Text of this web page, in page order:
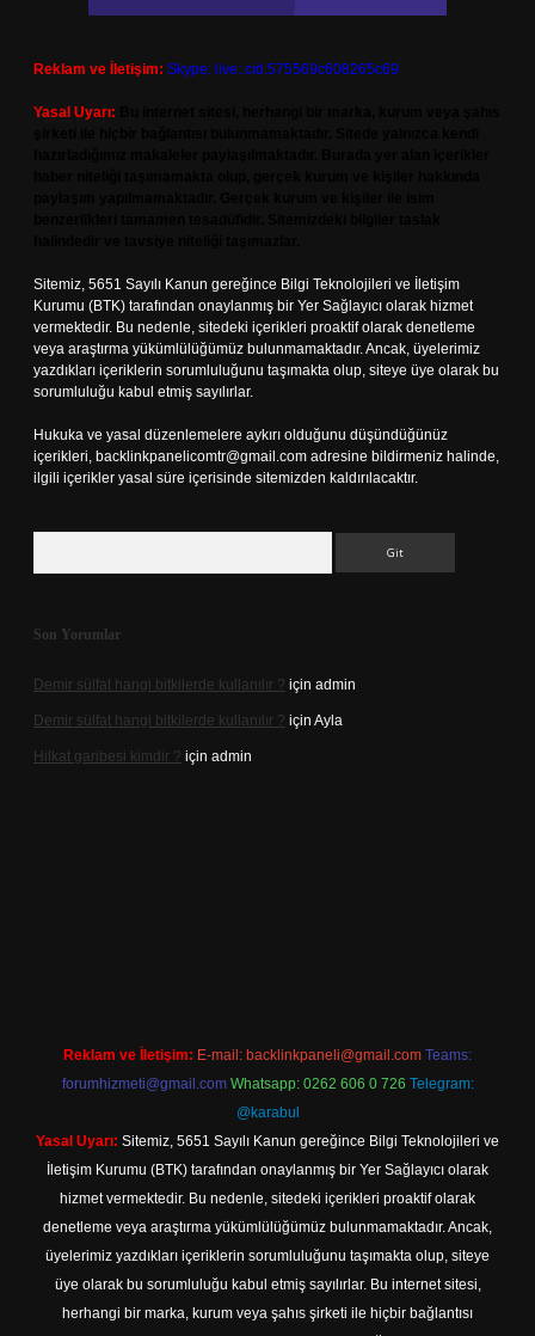
Reklam ve İletişim: Skype: live:.cid.575569c608265c69
Yasal Uyarı:
Sitemiz, 5651 Sayılı Kanun gereğince Bilgi Teknolojileri ve İletişim
Kurumu (BTK) tarafından onaylanmış bir Yer Sağlayıcı olarak hizmet
vermektedir. Bu nedenle, sitedeki içerikleri proaktif olarak denetleme
veya araştırma yükümlülüğümüz bulunmamaktadır. Ancak, üyelerimiz
yazdıkları içeriklerin sorumluluğunu taşımakta olup, siteye üye olarak bu
sorumluluğu kabul etmiş sayılırlar.
Hukuka ve yasal düzenlemelere aykırı olduğunu düşündüğünüz
içerikleri, backlinkpanelicomtr@gmail.com adresine bildirmeniz halinde,
ilgili içerikler yasal süre içerisinde sitemizden kaldırılacaktır.
Son Yorumlar
Demir sülfat hangi bitkilerde kullanılır ? için admin
Demir sülfat hangi bitkilerde kullanılır ? için Ayla
Hilkat garibesi kimdir ? için admin
Reklam ve İletişim: E-mail: backlinkpaneli@gmail.com Teams:
forumhizmeti@gmail.com Whatsapp: 0262 606 0 726 Telegram:
@karabul
Yasal Uyarı: Sitemiz, 5651 Sayılı Kanun gereğince Bilgi Teknolojileri ve
İletişim Kurumu (BTK) tarafından onaylanmış bir Yer Sağlayıcı olarak
hizmet vermektedir. Bu nedenle, sitedeki içerikleri proaktif olarak
denetleme veya araştırma yükümlülüğümüz bulunmamaktadır. Ancak,
üyelerimiz yazdıkları içeriklerin sorumluluğunu taşımakta olup, siteye
üye olarak bu sorumluluğu kabul etmiş sayılırlar. Bu internet sitesi,
herhangi bir marka, kurum veya şahıs şirketi ile hiçbir bağlantısı